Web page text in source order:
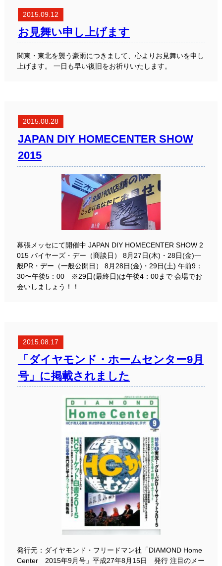
2015.09.12
お見舞い申し上げます
関東・東北を襲う豪雨につきまして、心よりお見舞いを申し
上げます。 一日も早い復旧をお祈りいたします。
2015.08.28
JAPAN DIY HOMECENTER SHOW
2015
幕張メッセにて開催中 JAPAN DIY HOMECENTER SHOW 2
015 バイヤーズ・デー（商談日） 8月27日(木)・28日(金)一
般PR・デー（一般公開日） 8月28日(金)・29日(土) 午前9：
30〜午後5：00 ※29日(最終日)は午後4：00まで 会場でお
会いしましょう！！
2015.08.17
「ダイヤモンド・ホームセンター9月
号」に掲載されました
発行元：ダイヤモンド・フリードマン社「DIAMOND Home
Center 2015年9月号」平成27年8月15日 発行 注目のメー